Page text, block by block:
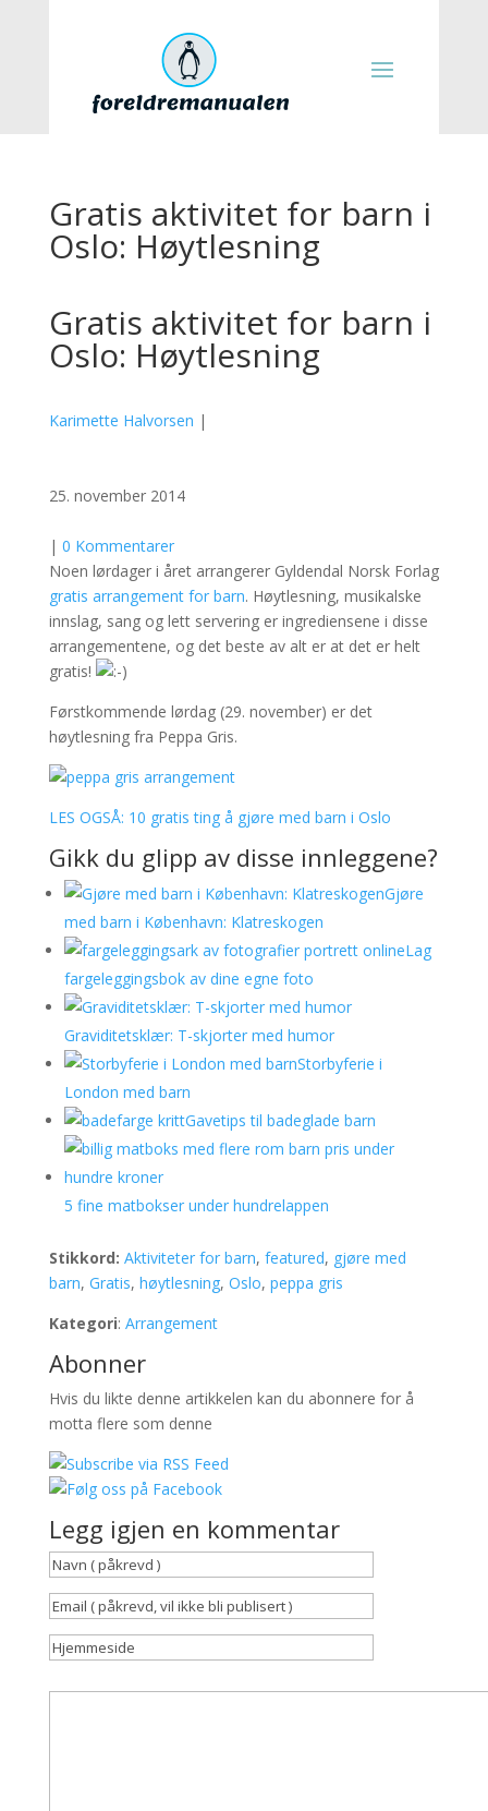
Gratis aktivitet for barn i
Oslo: Høytlesning
Gratis aktivitet for barn i
Oslo: Høytlesning
Karimette Halvorsen |
25. november 2014
| 0 Kommentarer
Noen lørdager i året arrangerer Gyldendal Norsk Forlag
gratis arrangement for barn. Høytlesning, musikalske
innslag, sang og lett servering er ingrediensene i disse
arrangementene, og det beste av alt er at det er helt
gratis!
Førstkommende lørdag (29. november) er det
høytlesning fra Peppa Gris.
LES OGSÅ: 10 gratis ting å gjøre med barn i Oslo
Gikk du glipp av disse innleggene?
Gjøre
med barn i København: Klatreskogen
Lag
fargeleggingsbok av dine egne foto
Graviditetsklær: T-skjorter med humor
Storbyferie i
London med barn
Gavetips til badeglade barn
5 fine matbokser under hundrelappen
Stikkord: Aktiviteter for barn, featured, gjøre med
barn, Gratis, høytlesning, Oslo, peppa gris
Kategori: Arrangement
Abonner
Hvis du likte denne artikkelen kan du abonnere for å
motta flere som denne
Legg igjen en kommentar